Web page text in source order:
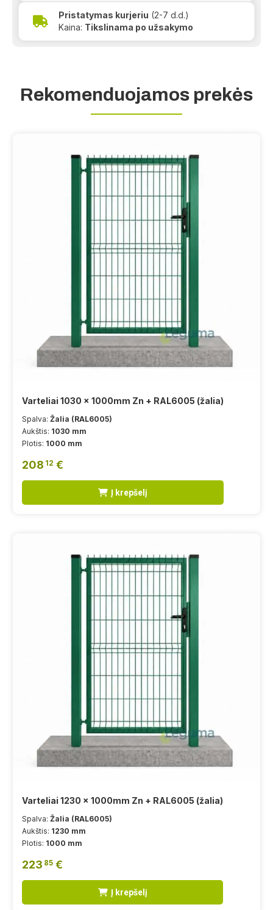
Pristatymas kurjeriu (2-7 d.d.)
Kaina: Tikslinama po užsakymo
Rekomenduojamos prekės
Varteliai 1030 x 1000mm Zn + RAL6005 (žalia)
Spalva: Žalia (RAL6005)
Aukštis: 1030 mm
Plotis: 1000 mm
208 12 €
Į krepšelį
Varteliai 1230 x 1000mm Zn + RAL6005 (žalia)
Spalva: Žalia (RAL6005)
Aukštis: 1230 mm
Plotis: 1000 mm
223 85 €
Į krepšelį